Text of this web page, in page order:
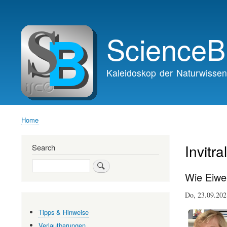
navigation
Kaleidoskop der
Home
Wie
Do,
Search
Search
Tipps & Hinweise
Verlautbarungen